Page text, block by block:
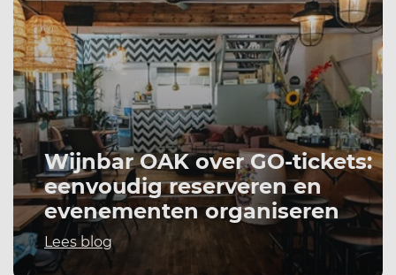
Wijnbar OAK over GO-tickets:
eenvoudig reserveren en
evenementen organiseren
Lees blog